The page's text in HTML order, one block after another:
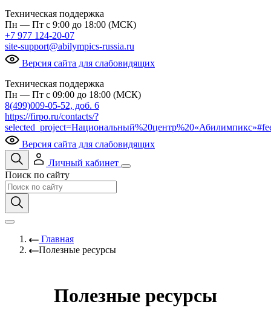
Техническая поддержка
Пн — Пт с 9:00 до 18:00 (МСК)
+7 977 124-20-07
site-support@abilympics-russia.ru
Версия сайта для слабовидящих
Техническая поддержка
Пн — Пт с 09:00 до 18:00 (МСК)
8(499)009-05-52, доб. 6
https://firpo.ru/contacts/?
Версия сайта для слабовидящих
Личный кабинет
Поиск по сайту
Главная
Полезные ресурсы
Полезные ресурсы